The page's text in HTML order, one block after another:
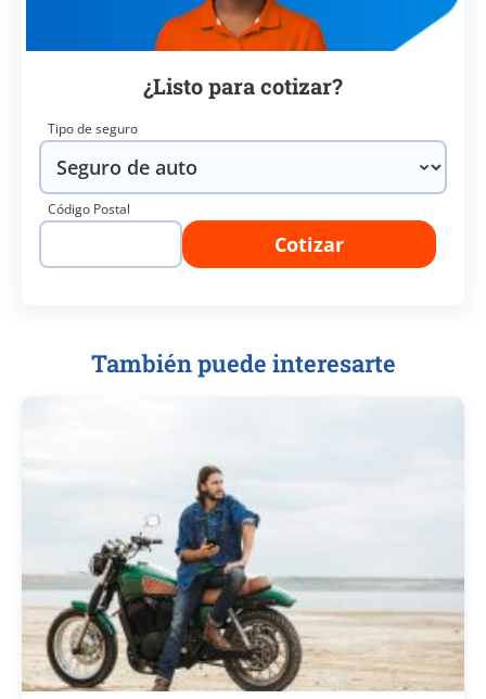
¿Listo para cotizar?
Tipo de seguro
Código Postal
Cotizar
También puede interesarte